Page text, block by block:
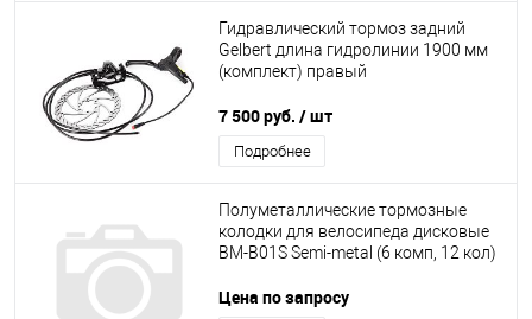
Гидравлический тормоз задний
Gelbert длина гидролинии 1900 мм
(комплект) правый
7 500 руб. / шт
Подробнее
Полуметаллические тормозные
колодки для велосипеда дисковые
BM-B01S Semi-metal (6 комп, 12 кол)
Цена по запросу